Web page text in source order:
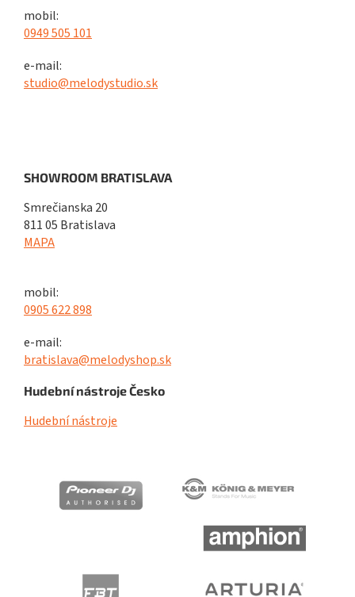
mobil:
0949 505 101
e-mail:
studio@melodystudio.sk
SHOWROOM BRATISLAVA
Smrečianska 20
811 05 Bratislava
MAPA
mobil:
0905 622 898
e-mail:
bratislava@melodyshop.sk
Hudební nástroje Česko
Hudební nástroje